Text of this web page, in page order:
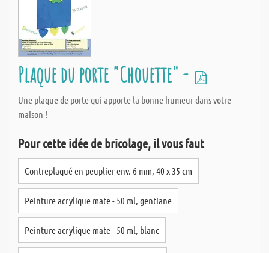
Plaque du porte "Chouette" -
Une plaque de porte qui apporte la bonne humeur dans votre
maison !
Pour cette idée de bricolage, il vous faut
Contreplaqué en peuplier env. 6 mm, 40 x 35 cm
Peinture acrylique mate - 50 ml, gentiane
Peinture acrylique mate - 50 ml, blanc